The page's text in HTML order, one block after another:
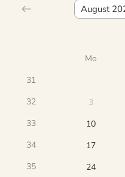
Mo
31
32
3
33
10
34
17
35
24